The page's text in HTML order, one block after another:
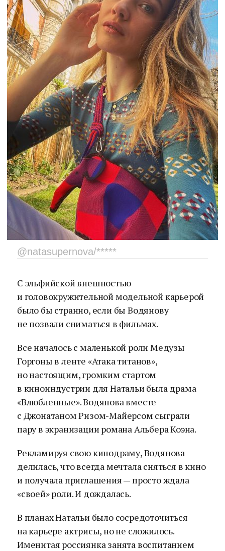
@natasupernova/*****
С эльфийской внешностью
и головокружительной модельной карьерой
было бы странно, если бы Водянову
не позвали сниматься в фильмах.
Все началось с маленькой роли Медузы
Горгоны в ленте «Атака титанов»,
но настоящим, громким стартом
в киноиндустрии для Натальи была драма
«Влюбленные». Водянова вместе
с Джонатаном Ризом-Майерсом сыграли
пару в экранизации романа Альбера Коэна.
Рекламируя свою кинодраму, Водянова
делилась, что всегда мечтала сняться в кино
и получала приглашения — просто ждала
«своей» роли. И дождалась.
В планах Натальи было сосредоточиться
на карьере актрисы, но не сложилось.
Именитая россиянка занята воспитанием